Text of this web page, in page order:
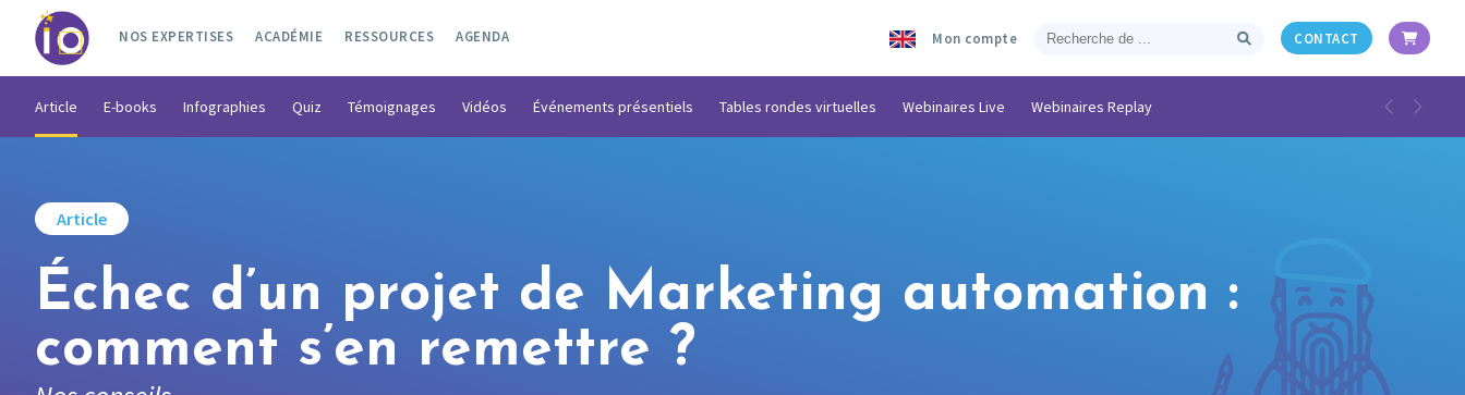
NOS EXPERTISES ACADÉMIE RESSOURCES AGENDA Mon compte CONTACT
Article E-books Infographies Quiz Témoignages Vidéos Événements présentiels Tables rondes virtuelles Webinaires Live Webinaires Replay
Article
Échec d’un projet de Marketing automation :
comment s’en remettre ?